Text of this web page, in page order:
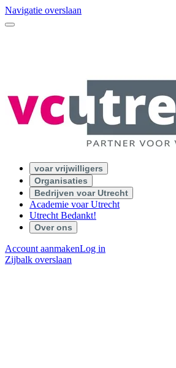
Navigatie overslaan
voar vrijwilligers
Organisaties
Bedrijven voar Utrecht
Academie voar Utrecht
Utrecht Bedankt!
Over ons
Account aanmakenLog in
Zijbalk overslaan